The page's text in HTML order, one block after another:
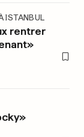
ISTANBUL
rentrer